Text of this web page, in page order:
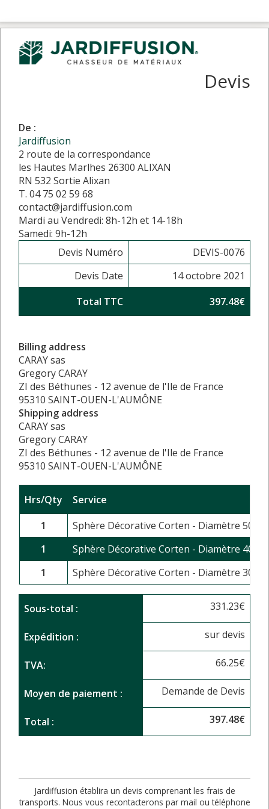
Devis
De :
Jardiffusion
2 route de la correspondance
les Hautes Marlhes 26300 ALIXAN
RN 532 Sortie Alixan
T. 04 75 02 59 68
contact@jardiffusion.com
Mardi au Vendredi: 8h-12h et 14-18h
Samedi: 9h-12h
Devis Numéro
DEVIS-0076
Devis Date
14 octobre 2021
Total TTC
397.48€
Billing address
CARAY sas
Gregory CARAY
ZI des Béthunes - 12 avenue de l'Ile de France
95310 SAINT-OUEN-L'AUMÔNE
Shipping address
CARAY sas
Gregory CARAY
ZI des Béthunes - 12 avenue de l'Ile de France
95310 SAINT-OUEN-L'AUMÔNE
Hrs/Qty
Service
1
Sphère Décorative Corten - Diamètre 50
1
Sphère Décorative Corten - Diamètre 40
1
Sphère Décorative Corten - Diamètre 30
Sous-total : 331.23€
Expédition : sur devis
TVA: 66.25€
Moyen de paiement : Demande de Devis
Total : 397.48€
Jardiffusion établira un devis comprenant les frais de
transports. Nous vous recontacterons par mail ou téléphone